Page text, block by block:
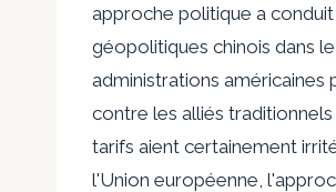
approche politique a
géopolitiques chinois dans
administrations américaines
contre les alliés traditionnels
tarifs aient certainement
l'Union européenne,